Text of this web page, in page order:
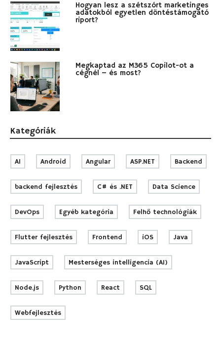
Hogyan lesz a szétszórt marketinges
adatokból egyetlen döntéstámogató
riport?
Megkaptad az M365 Copilot-ot a
cégnél – és most?
Kategóriák
AI Android Angular ASP.NET Backend
backend fejlesztés C# és .NET Data Science
DevOps Egyéb kategória Felhő technológiák
Flutter fejlesztés Frontend iOS Java
JavaScript Mesterséges intelligencia (AI)
Node.js Python React SQL
Webfejlesztés